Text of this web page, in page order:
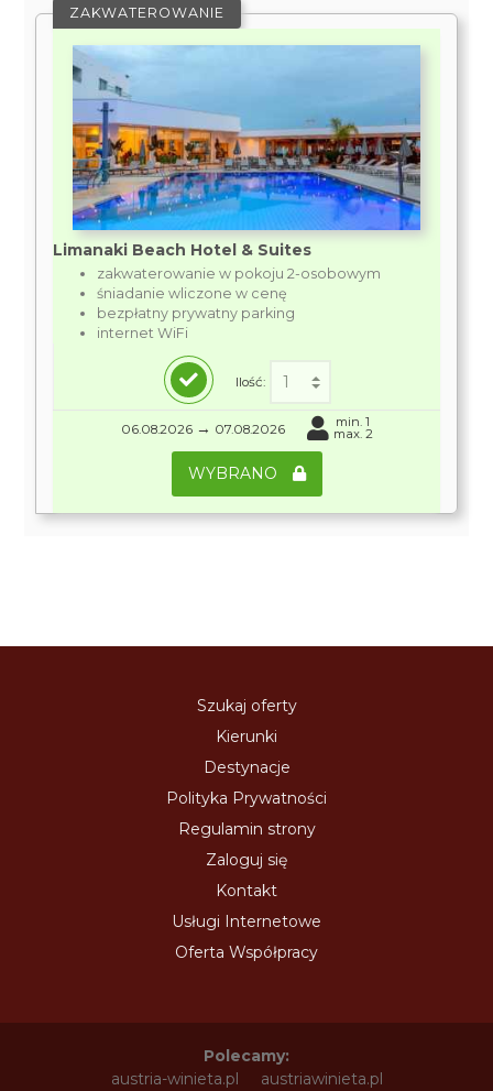
ZAKWATEROWANIE
Limanaki Beach Hotel & Suites
zakwaterowanie w pokoju 2-osobowym
śniadanie wliczone w cenę
bezpłatny prywatny parking
internet WiFi
Ilość:
06.08.2026 → 07.08.2026 min. 1
max. 2
WYBRANO
Szukaj oferty
Kierunki
Destynacje
Polityka Prywatności
Regulamin strony
Zaloguj się
Kontakt
Usługi Internetowe
Oferta Współpracy
Polecamy:
austria-winieta.pl
austriawinieta.pl